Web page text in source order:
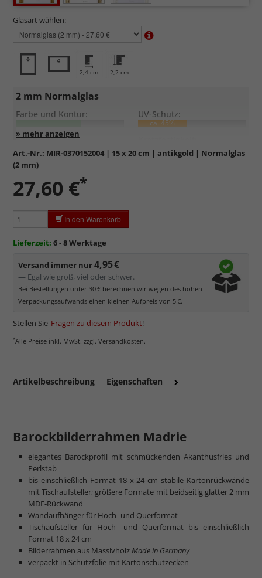
Glasart wählen:
2,4 cm 2,2 cm
2 mm Normalglas
Farbe und Kontur: UV-Schutz:
ca. 45%
Entspiegelung:
Standardglas
Formstabil, preiswert, witterungs- und hitzebeständig
sowiekratzfest.
Reflektierende Oberfläche
werden kann.
Schutz des Bildes.
Normalglas hat eine leichte Grünfärbung
, wodurch es im
Bereich der Weißtöne zu einem dezenten Grünschimmer
kommt. Für Bilder mit hellen Farben empfehlen wir Kunst- oder
Museumsglas.
mehr zum Normalglas
Art.-Nr.: MIR-0370152004 | 15 x 20 cm | antikgold | Normalglas
(2 mm)
27,60 €*
In den Warenkorb
Lieferzeit: 6 - 8 Werktage
Versand immer nur4,95 €
— Egal wie groß, viel oder schwer.
Bei Bestellungen unter 30 € berechnen wir wegen des hohen
Verpackungsaufwands einen kleinen Aufpreis von 5 €.
Stellen Sie Fragen zu diesem Produkt!
*Alle Preise inkl. MwSt. zzgl. Versandkosten.
Artikelbeschreibung Eigenschaften
Barockbilderrahmen Madrie
elegantes Barockprofil mit schmückenden Akanthusfries und
Perlstab
bis einschließlich Format 18 x 24 cm stabile Kartonrückwände
mit Tischaufsteller; größere Formate mit beidseitig glatter 2 mm
MDF-Rückwand
Wandaufhänger für Hoch- und Querformat
Tischaufsteller für Hoch- und Querformat bis einschließlich
Format 18 x 24 cm
Bilderrahmen aus MassivholzMade in Germany
verpackt in Schutzfolie mit Kartonschutzecken